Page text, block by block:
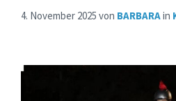
4. November 2025 von BARBARAin